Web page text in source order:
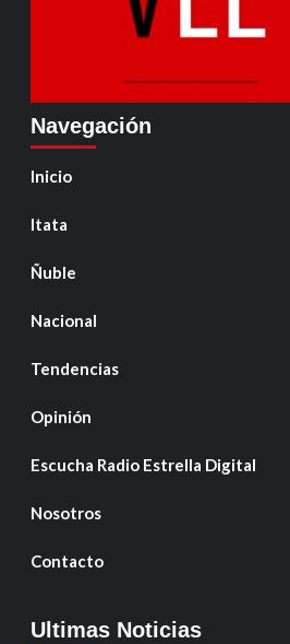
Navegación
Inicio
Itata
Ñuble
Nacional
Tendencias
Opinión
Escucha Radio Estrella Digital
Nosotros
Contacto
Ultimas Noticias